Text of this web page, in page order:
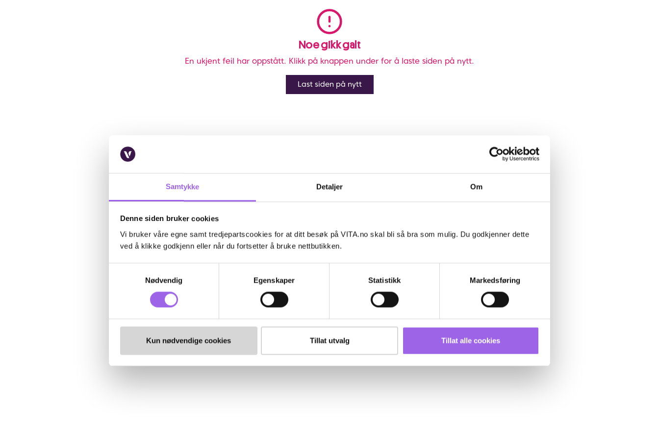
Samtykke Detaljer Om
Denne siden bruker cookies
Vi bruker våre egne samt tredjepartscookies for at ditt besøk på VITA.no skal bli så bra som mulig. Du godkjenner dette
ved å klikke godkjenn eller når du fortsetter å bruke nettbutikken.
Nødvendig
Egenskaper Statistikk Markedsføring
Kun nødvendige cookies Tillat utvalg Tillat alle cookies
Noe gikk galt
En ukjent feil har oppstått. Klikk på knappen under for å laste siden på nytt.
Last siden på nytt